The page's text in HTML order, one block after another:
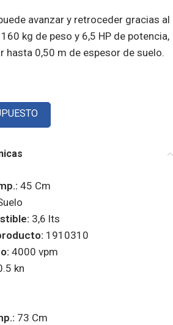
avanzar y retroceder gracias al
kg de peso y 6,5 HP de potencia,
hasta 0,50 m de espesor de suelo.
45 Cm
3,6 lts
1910310
4000 vpm
kn
73 Cm